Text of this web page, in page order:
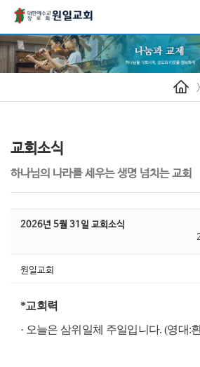
>
교회소식
하나님의 나라를 세우는 생명 넘치는 교회
2026년 5월 31일 교회소식
원일교회
*교회력
· 오늘은 삼위일체 주일입니다. (영대: